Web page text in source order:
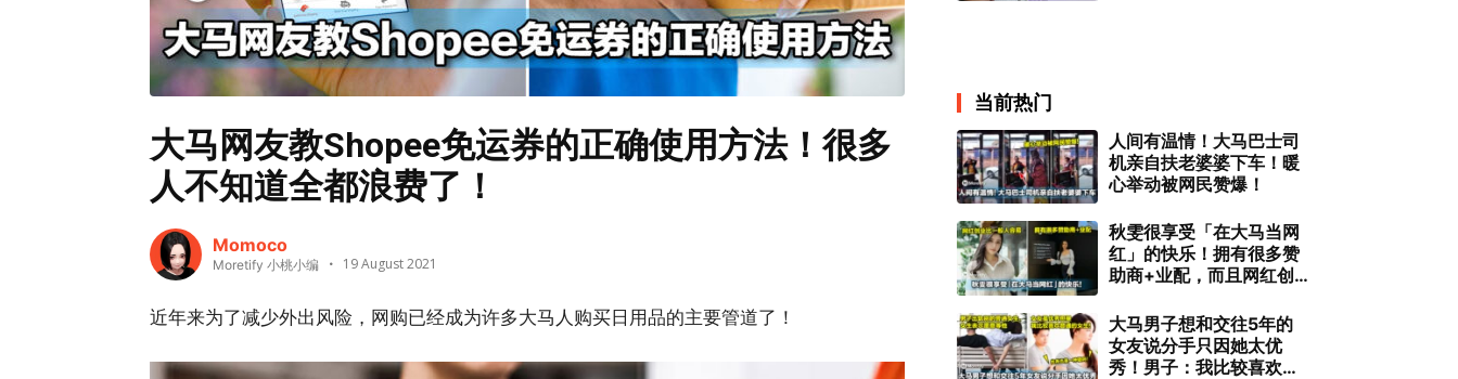
大马网友教Shopee免运券的正确使用方法！很多
人不知道全都浪费了！
Momoco
Moretify 小桃小编 19 August 2021
近年来为了减少外出风险，网购已经成为许多大马人购买日用品的主要管道了！
当前热门
人间有温情！大马巴士司
机亲自扶老婆婆下车！暖
心举动被网民赞爆！
秋雯很享受「在大马当网
红」的快乐！拥有很多赞
助商+业配，而且网红创
大马男子想和交往5年的
女友说分手只因她太优
秀！男子：我比较喜欢普